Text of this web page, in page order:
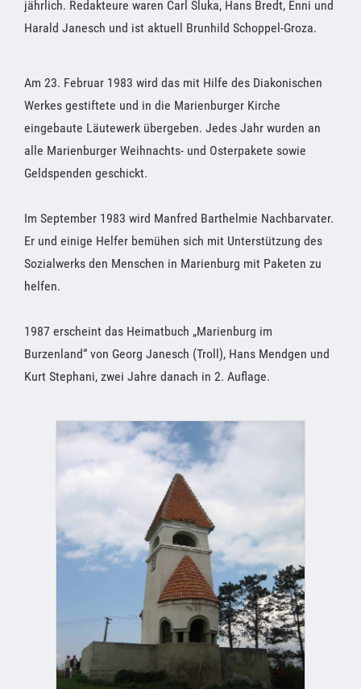
jährlich. Redakteure waren Carl Sluka, Hans Bredt, Enni und
Harald Janesch und ist aktuell Brunhild Schoppel-Groza.
Am 23. Februar 1983 wird das mit Hilfe des Diakonischen
Werkes gestiftete und in die Marienburger Kirche
eingebaute Läutewerk übergeben. Jedes Jahr wurden an
alle Marienburger Weihnachts- und Osterpakete sowie
Geldspenden geschickt.
Im September 1983 wird Manfred Barthelmie Nachbarvater.
Er und einige Helfer bemühen sich mit Unterstützung des
Sozialwerks den Menschen in Marienburg mit Paketen zu
helfen.
1987 erscheint das Heimatbuch „Marienburg im
Burzenland“ von Georg Janesch (Troll), Hans Mendgen und
Kurt Stephani, zwei Jahre danach in 2. Auflage.